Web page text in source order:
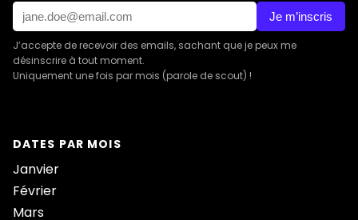
Je m’inscris
J’accepte de recevoir des emails, sachant que je peux me
désinscrire à tout moment.
Uniquement une fois par mois (parole de scout) !
DATES PAR MOIS
Janvier
Février
Mars